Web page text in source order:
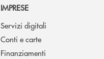
IMPRESE
Servizi digitali
Conti e carte
Finanziamenti